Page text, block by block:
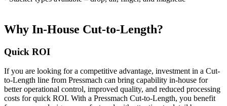
Why In-House Cut-to-Length?
Quick ROI
If you are looking for a competitive advantage, investment in a Cut-
to-Length line from Pressmach can bring capability in-house for
better operational control, improved quality, and reduced processing
costs for quick ROI. With a Pressmach Cut-to-Length, you benefit